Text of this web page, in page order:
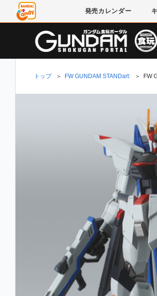
発売カレンダー
トップ ＞ FW GUNDAM STANDart: ＞ FW